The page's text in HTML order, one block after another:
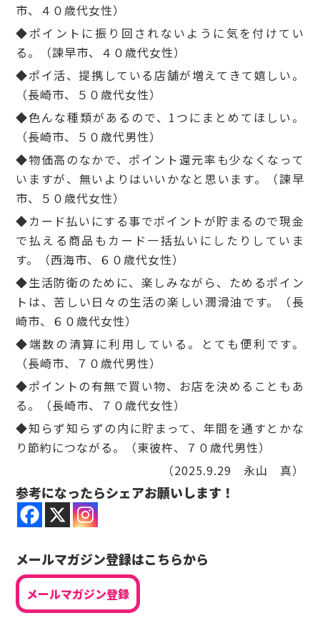
市、４０歳代女性）
◆ポイントに振り回されないように気を付けてい
る。（諫早市、４０歳代女性）
◆ポイ活、提携している店舗が増えてきて嬉しい。
（長崎市、５０歳代女性）
◆色んな種類があるので、1つにまとめてほしい。
（長崎市、５０歳代男性）
◆物価高のなかで、ポイント還元率も少なくなって
いますが、無いよりはいいかなと思います。（諫早
市、５０歳代女性）
◆カード払いにする事でポイントが貯まるので現金
で払える商品もカード一括払いにしたりしていま
す。（西海市、６０歳代女性）
◆生活防衛のために、楽しみながら、ためるポイン
トは、苦しい日々の生活の楽しい潤滑油です。（長
崎市、６０歳代女性）
◆端数の清算に利用している。とても便利です。
（長崎市、７０歳代男性）
◆ポイントの有無で買い物、お店を決めることもあ
る。（長崎市、７０歳代女性）
◆知らず知らずの内に貯まって、年間を通すとかな
り節約につながる。（東彼杵、７０歳代男性）
（2025.9.29 永山 真）
参考になったらシェアお願いします！
メールマガジン登録はこちらから
メールマガジン登録